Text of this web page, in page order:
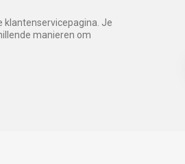
klantenservicepagina. Je
manieren om